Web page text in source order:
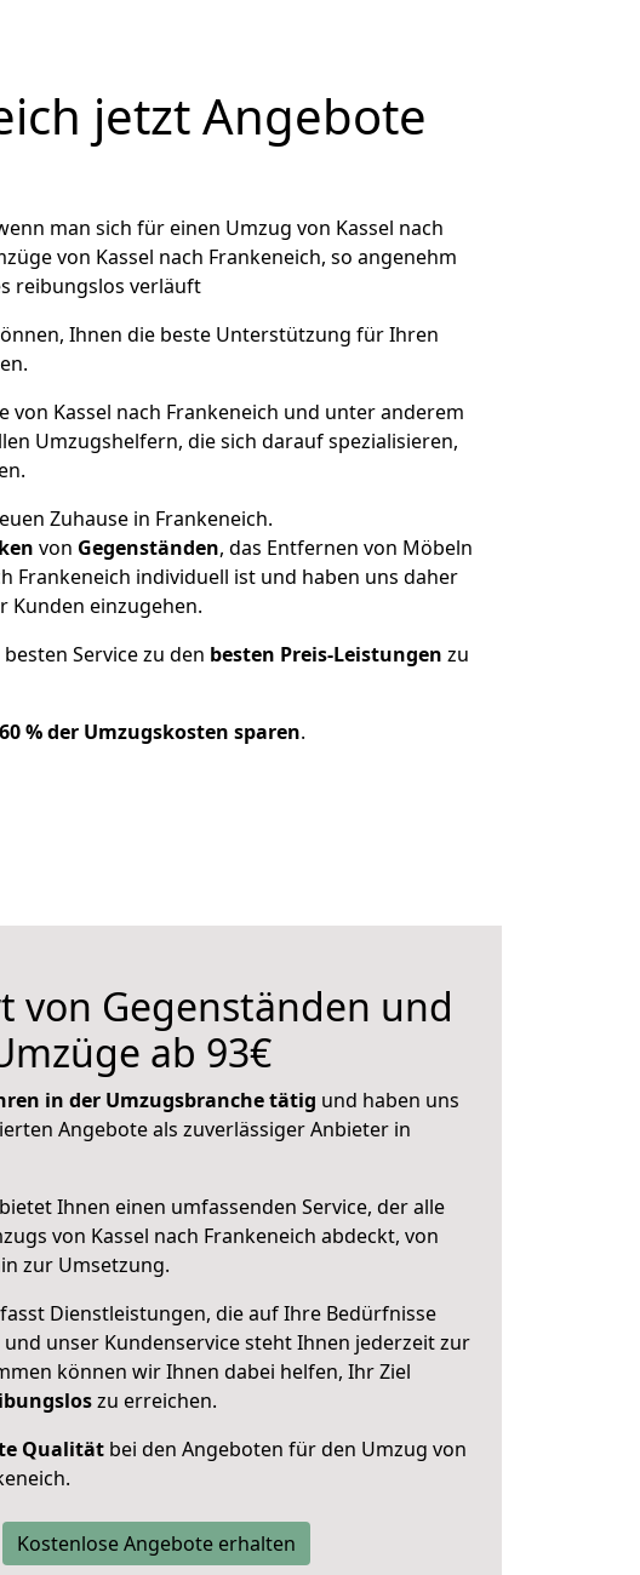
jetzt Angebote
man sich für einen Umzug von Kassel nach
von Kassel nach Frankeneich, so angenehm
reibungslos verläuft
Ihnen die beste Unterstützung für Ihren
Kassel nach Frankeneich und unter anderem
Umzugshelfern, die sich darauf spezialisieren,
Zuhause in Frankeneich.
von Gegenständen, das Entfernen von Möbeln
Frankeneich individuell ist und haben uns daher
Kunden einzugehen.
Service zu den besten Preis-Leistungen zu
60 % der Umzugskosten sparen.
von Gegenständen und
ab 93€
in der Umzugsbranche tätig und haben uns
Angebote als zuverlässiger Anbieter in
bietet Ihnen einen umfassenden Service, der alle
von Kassel nach Frankeneich abdeckt, von
zur Umsetzung.
Dienstleistungen, die auf Ihre Bedürfnisse
unser Kundenservice steht Ihnen jederzeit zur
können wir Ihnen dabei helfen, Ihr Ziel
zu erreichen.
Qualität bei den Angeboten für den Umzug von
Kostenlose Angebote erhalten